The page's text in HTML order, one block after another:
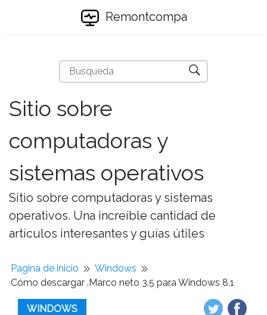
Remontcompa
Sitio sobre
computadoras y
sistemas operativos
Sitio sobre computadoras y sistemas
operativos. Una increíble cantidad de
artículos interesantes y guías útiles
Pagina de inicio
Windows
Cómo descargar .Marco neto 3.5 para Windows 8.1
WINDOWS